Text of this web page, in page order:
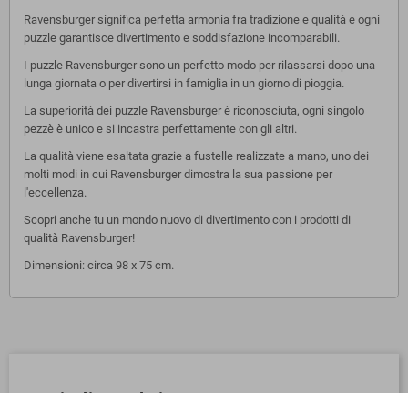
Ravensburger significa perfetta armonia fra tradizione e qualità e ogni
puzzle garantisce divertimento e soddisfazione incomparabili.
I puzzle Ravensburger sono un perfetto modo per rilassarsi dopo una
lunga giornata o per divertirsi in famiglia in un giorno di pioggia.
La superiorità dei puzzle Ravensburger è riconosciuta, ogni singolo
pezzè è unico e si incastra perfettamente con gli altri.
La qualità viene esaltata grazie a fustelle realizzate a mano, uno dei
molti modi in cui Ravensburger dimostra la sua passione per
l'eccellenza.
Scopri anche tu un mondo nuovo di divertimento con i prodotti di
qualità Ravensburger!
Dimensioni: circa 98 x 75 cm.